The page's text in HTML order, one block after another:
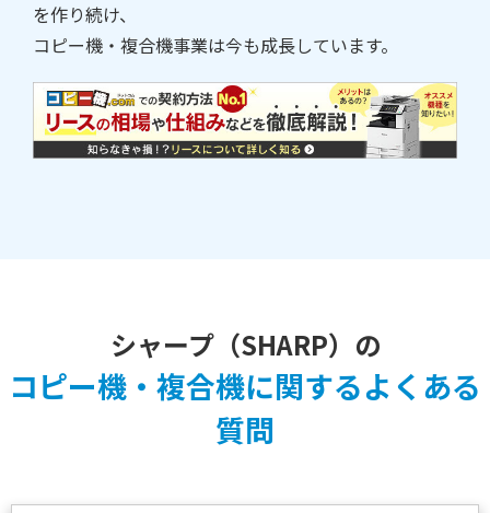
を作り続け、
コピー機・複合機事業は今も成長しています。
シャープ（SHARP）の
コピー機・複合機に関するよくある
質問